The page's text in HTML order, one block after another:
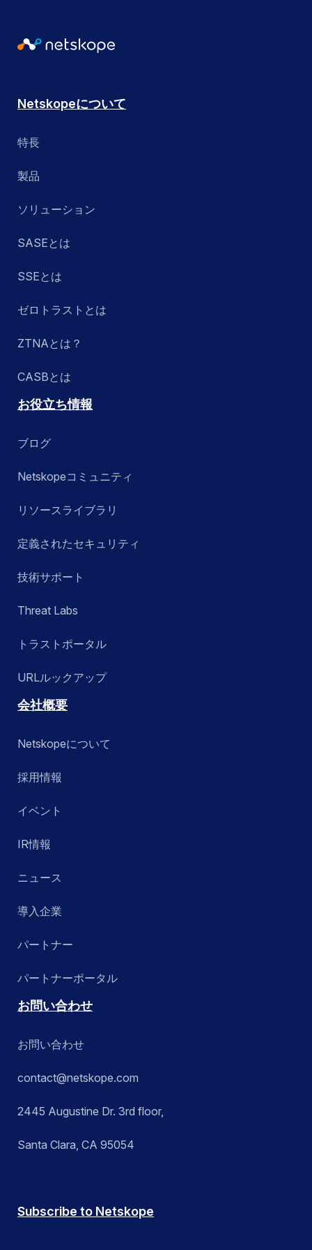
Netskopeについて
特長
製品
ソリューション
SASEとは
SSEとは
ゼロトラストとは
ZTNAとは？
CASBとは
お役立ち情報
ブログ
Netskopeコミュニティ
リソースライブラリ
定義されたセキュリティ
技術サポート
Threat Labs
トラストポータル
URLルックアップ
会社概要
Netskopeについて
採用情報
イベント
IR情報
ニュース
導入企業
パートナー
パートナーポータル
お問い合わせ
お問い合わせ
contact@netskope.com
2445 Augustine Dr. 3rd floor,
Santa Clara, CA 95054
Subscribe to Netskope